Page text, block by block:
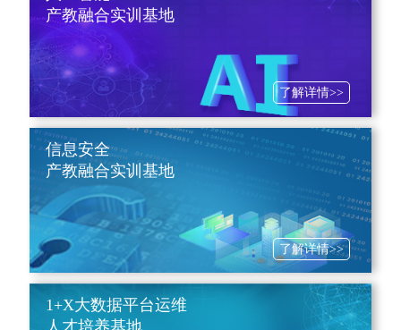
产教融合实训基地
了解详情>>
信息安全
产教融合实训基地
了解详情>>
1+X大数据平台运维